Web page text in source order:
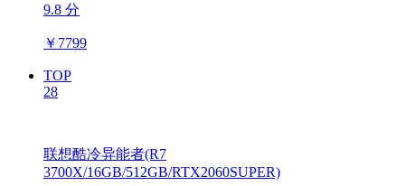
9.8 分
￥ 7799
TOP
28
联想酷冷异能者(R7
3700X/16GB/512GB/RTX2060SUPER)